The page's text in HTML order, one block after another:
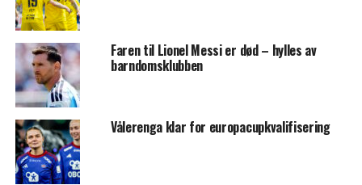
Faren til Lionel Messi er død – hylles av
barndomsklubben
Vålerenga klar for europacupkvalifisering